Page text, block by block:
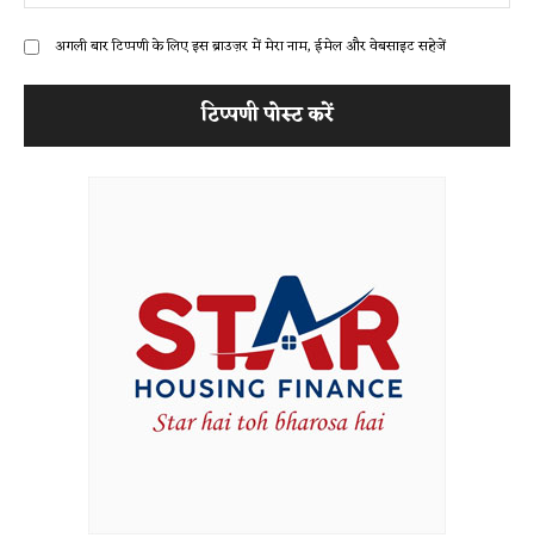
अगली बार टिप्पणी के लिए इस ब्राउज़र में मेरा नाम, ईमेल और वेबसाइट सहेजें